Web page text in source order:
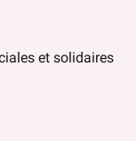
et solidaires